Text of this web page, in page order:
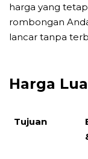
harga yang
rombongan
lancar tanpa
Harga
Tujuan